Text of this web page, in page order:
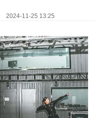
2024-11-25 13:25